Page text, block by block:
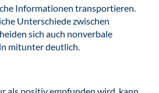
Informationen transportieren.
Unterschiede zwischen
sich auch nonverbale
mitunter deutlich.